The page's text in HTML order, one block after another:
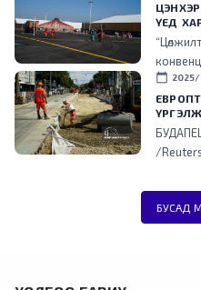
төрийн
үеэр
ҮЕД
хурал
бүсэд
хэмжээ
calendar_today 2025/
/
халжээ.
гачгийн
БУСАД